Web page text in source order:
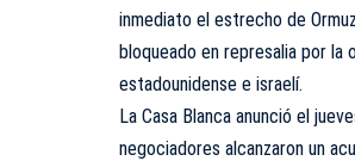
inmediato el estrecho de
bloqueado en represalia por la
estadounidense e israelí.
La Casa Blanca anunció el
negociadores alcanzaron un